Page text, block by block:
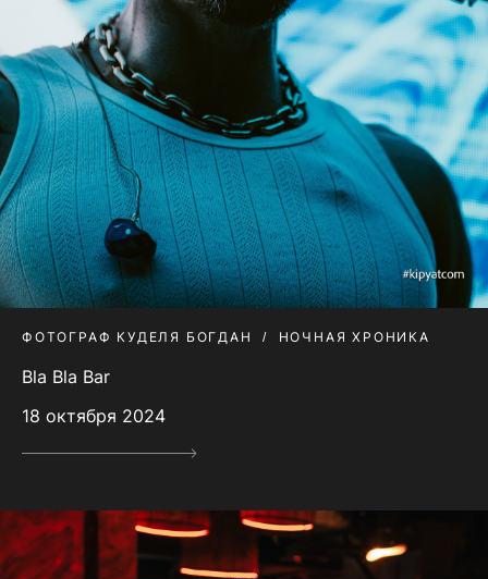
ФОТОГРАФ КУДЕЛЯ БОГДАН НОЧНАЯ ХРОНИКА
Bla Bla Bar
18 октября 2024